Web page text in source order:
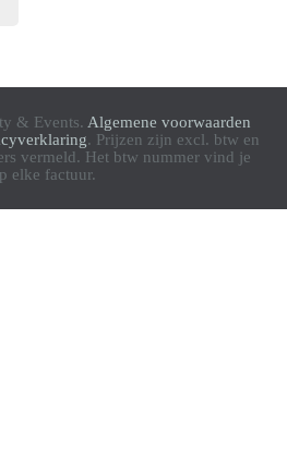
& Events. Algemene voorwaarden
. Prijzen zijn excl. btw en
vermeld. Het btw nummer vind je
elke factuur.